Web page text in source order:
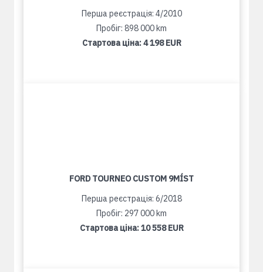
Перша реєстрація: 4/2010
Пробіг: 898 000 km
Стартова ціна:4 198 EUR
FORD TOURNEO CUSTOM 9MÍST
Перша реєстрація: 6/2018
Пробіг: 297 000 km
Стартова ціна:10 558 EUR